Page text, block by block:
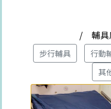
/ 輔
步行輔具 行動
其